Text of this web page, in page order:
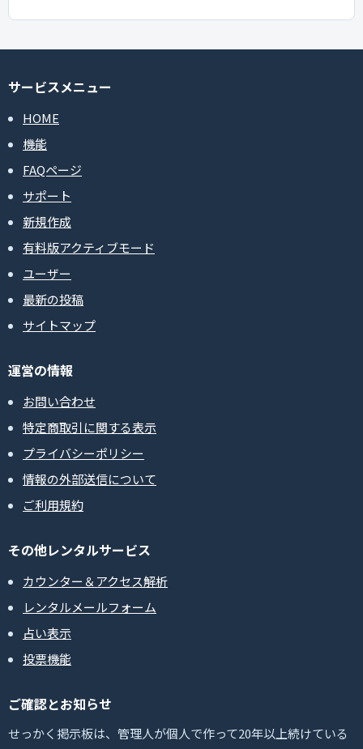
サービスメニュー
HOME
機能
FAQページ
サポート
新規作成
有料版アクティブモード
ユーザー
最新の投稿
サイトマップ
運営の情報
お問い合わせ
特定商取引に関する表示
プライバシーポリシー
情報の外部送信について
ご利用規約
その他レンタルサービス
カウンター＆アクセス解析
レンタルメールフォーム
占い表示
投票機能
ご確認とお知らせ
せっかく掲示板は、管理人が個人で作って20年以上続けている